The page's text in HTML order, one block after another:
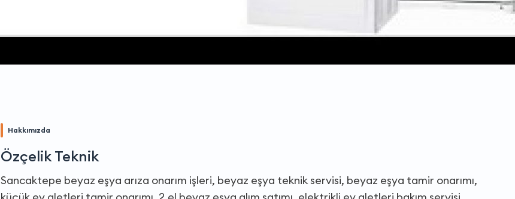
Hakkımızda
Özçelik Teknik
Sancaktepe beyaz eşya arıza onarım işleri, beyaz eşya teknik servisi, beyaz eşya tamir onarımı,